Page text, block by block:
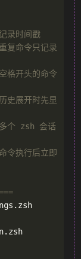
录时间戳
复命令只记录
格开头的命令
史展开时先显
个 zsh 会话
令执行后立即